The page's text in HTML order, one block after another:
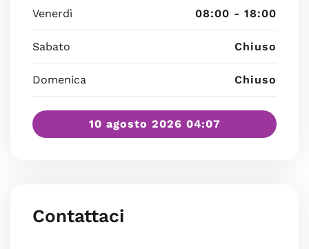
Venerdì 08:00 - 18:00
Sabato Chiuso
Domenica Chiuso
10 agosto 2026 04:07
Contattaci